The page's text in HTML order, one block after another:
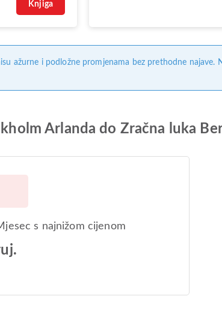
Knjiga
ažurne i podložne promjenama bez prethodne najave.
Arlanda do Zračna luka
s najnižom cijenom